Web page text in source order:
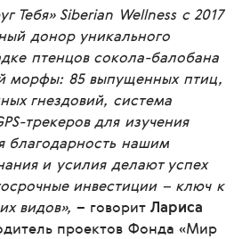
Тебя» Siberian Wellness с 2017
донор уникального
птенцов сокола-балобана
морфы: 85 выпущенных птиц,
гнездовий, система
трекеров для изучения
благодарность нашим
и усилия делают успех
инвестиции – ключ к
видов», – говоритЛариса
проектов Фонда «Мир